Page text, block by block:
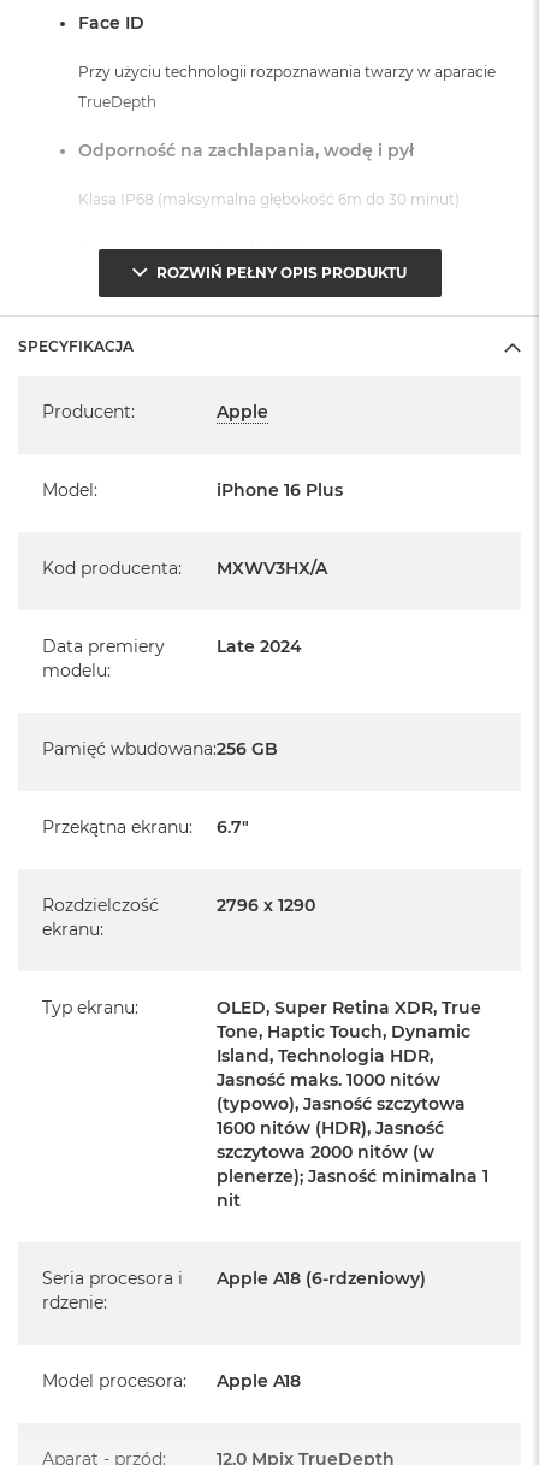
Face ID
Przy użyciu technologii rozpoznawania twarzy w aparacie
TrueDepth
Odporność na zachlapania, wodę i pył
Klasa IP68 (maksymalna głębokość 6m do 30 minut)
System operacyjny iOS 18
- lub nowszy, z darmową aktualizacją.
iPhone jest nowy
realizowaną w każdym autoryzowanym punkcie
Posiada fabryczne opakowanie
Język polski wybieramy przy pierwszym uruchomieniu
Zawartość zestawu:
Przewód USB-C do ładowania (1m)
Najważniejsze cechy:
ustawień. Genialne zdjęcia i wideo zarejestrujesz teraz w
BLIŻEJ, DALEJ, LEPIEJ
–Udoskonalony aparat
Aparatem Fusion 48 MP zrobisz zarówno fotografie o
ROZWIŃ PEŁNY OPIS PRODUKTU
SPECYFIKACJA
Producent: Apple
Model : iPhone 16 Plus
Kod producenta: MXWV3HX/A
Data premiery
modelu:
Late 2024
Pamięć wbudowana:256 GB
Przekątna ekranu: 6.7"
Rozdzielczość
ekranu:
2796 x 1290
Typ ekranu:
OLED, Super Retina XDR, True
Tone, Haptic Touch, Dynamic
Island, Technologia HDR,
Jasność maks. 1000 nitów
(typowo), Jasność szczytowa
1600 nitów (HDR), Jasność
szczytowa 2000 nitów (w
plenerze); Jasność minimalna 1
nit
Seria procesora i
rdzenie:
Apple A18 (6-rdzeniowy)
Model procesora: Apple A18
Aparat - przód: 12.0 Mpix TrueDepth